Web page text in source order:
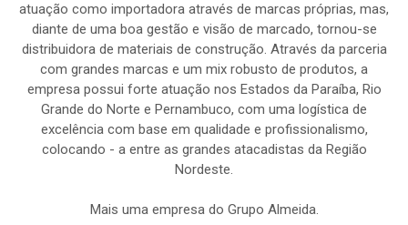
atuação como importadora através de marcas próprias, mas,
diante de uma boa gestão e visão de marcado, tornou-se
distribuidora de materiais de construção. Através da parceria
com grandes marcas e um mix robusto de produtos, a
empresa possui forte atuação nos Estados da Paraíba, Rio
Grande do Norte e Pernambuco, com uma logística de
excelência com base em qualidade e profissionalismo,
colocando - a entre as grandes atacadistas da Região
Nordeste.
Mais uma empresa do Grupo Almeida.